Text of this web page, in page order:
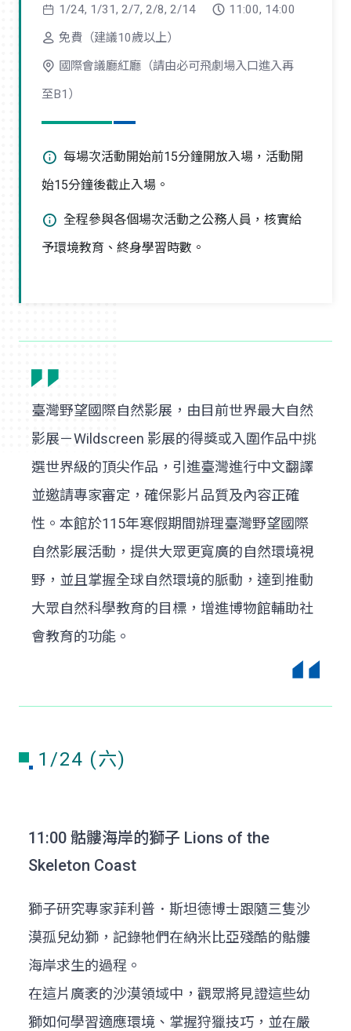
1/24, 1/31, 2/7, 2/8, 2/14
11:00, 14:00
免費（建議10歲以上）
國際會議廳紅廳（請由必可飛劇場入口進入再
至B1）
每場次活動開始前15分鐘開放入場，活動開
始15分鐘後截止入場。
全程參與各個場次活動之公務人員，核實給
予環境教育、終身學習時數。
臺灣野望國際自然影展，由目前世界最大自然
影展－Wildscreen 影展的得獎或入圍作品中挑
選世界級的頂尖作品，引進臺灣進行中文翻譯
並邀請專家審定，確保影片品質及內容正確
性。本館於115年寒假期間辦理臺灣野望國際
自然影展活動，提供大眾更寬廣的自然環境視
野，並且掌握全球自然環境的脈動，達到推動
大眾自然科學教育的目標，增進博物館輔助社
會教育的功能。
1/24 (六)
11:00 骷髏海岸的獅子 Lions of the
Skeleton Coast
獅子研究專家菲利普．斯坦德博士跟隨三隻沙
漠孤兒幼獅，記錄牠們在納米比亞殘酷的骷髏
海岸求生的過程。
在這片廣袤的沙漠領域中，觀眾將見證這些幼
獅如何學習適應環境、掌握狩獵技巧，並在嚴